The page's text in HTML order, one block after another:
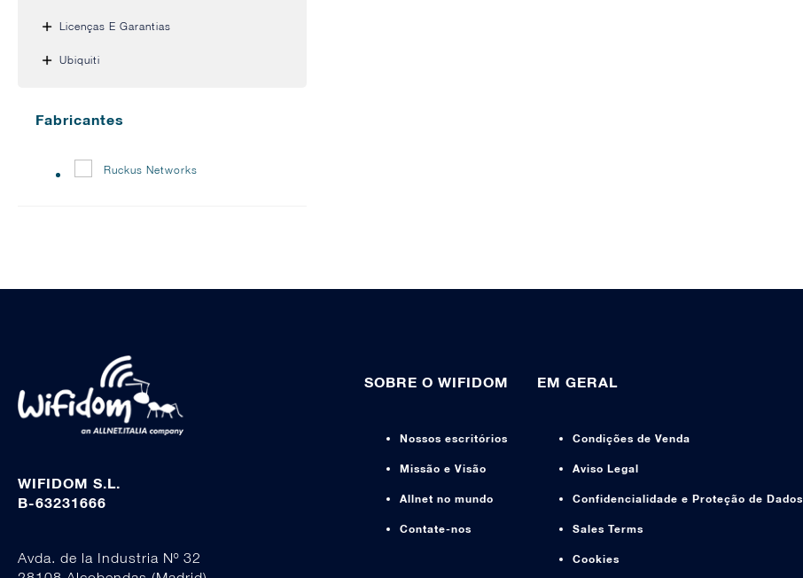
Licenças E Garantias
Ubiquiti
Fabricantes
Ruckus Networks
WIFIDOM S.L.
B-63231666
Avda. de la Industria Nº 32
SOBRE O WIFIDOM
Nossos escritórios
Missão e Visão
Allnet no mundo
Contate-nos
EM GERAL
Condições de Venda
Aviso Legal
Confidencialidade e Proteção de Dados
Sales Terms
Cookies